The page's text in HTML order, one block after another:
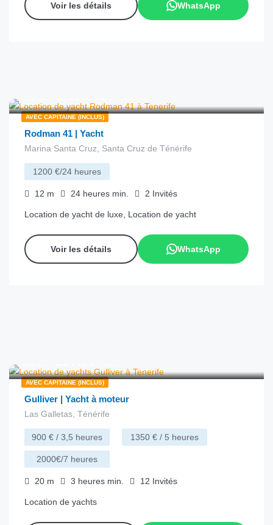
Voir les détails WhatsApp
AVEC CAPITAINE (INCLUS)
Rodman 41 | Yacht
Marina Santa Cruz, Santa Cruz de Ténérife
1200 €/24 heures
12 m 24 heures min. 2 Invités
Location de yacht de luxe, Location de yacht
Voir les détails WhatsApp
AVEC CAPITAINE (INCLUS)
Gulliver | Yacht à moteur
Las Galletas, Ténérife
900 € / 3,5 heures 1350 € / 5 heures
2000€/7 heures
20 m 3 heures min. 12 Invités
Location de yachts